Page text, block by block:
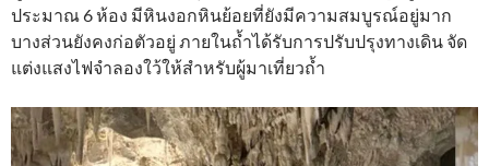
ประมาณ 6 ห้อง มีหินงอกหินย้อยที่ยังมีความสมบูรณ์อยู่มาก
บางส่วนยังคงก่อตัวอยู่ ภายในถ้ำได้รับการปรับปรุงทางเดิน จัด
แต่งแสงไฟจำลองใว้ให้สำหรับผู้มาเที่ยวถ้ำ